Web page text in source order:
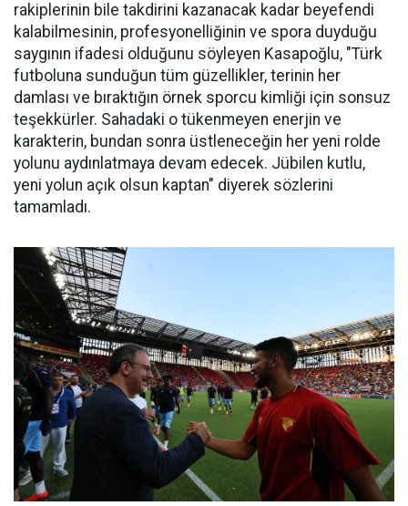
rakiplerinin bile takdirini kazanacak kadar beyefendi
kalabilmesinin, profesyonelliğinin ve spora duyduğu
saygının ifadesi olduğunu söyleyen Kasapoğlu, "Türk
futboluna sunduğun tüm güzellikler, terinin her
damlası ve bıraktığın örnek sporcu kimliği için sonsuz
teşekkürler. Sahadaki o tükenmeyen enerjin ve
karakterin, bundan sonra üstleneceğin her yeni rolde
yolunu aydınlatmaya devam edecek. Jübilen kutlu,
yeni yolun açık olsun kaptan" diyerek sözlerini
tamamladı.